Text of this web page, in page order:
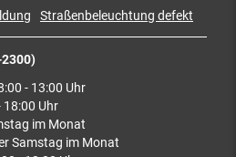
- 13:00 Uhr
18:00 Uhr
im Monat
Samstag im Monat
Straßenbeleuchtung defekt